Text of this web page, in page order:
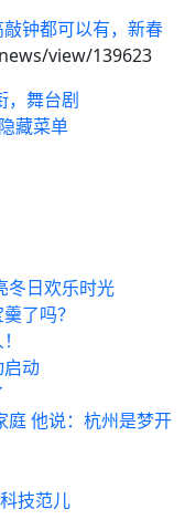
钟都可以有，新春
view/139623
，舞台剧
藏菜单
冬日欢乐时光
了吗？
启动
庭 他说：杭州是梦开
技范儿